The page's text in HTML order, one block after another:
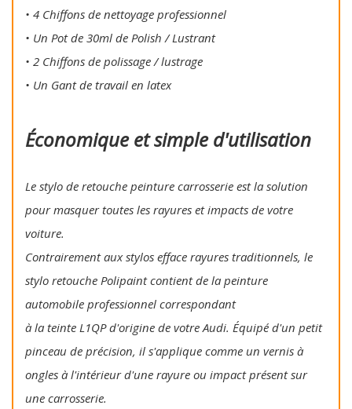
• 4 Chiffons de nettoyage professionnel
• Un Pot de 30ml de Polish / Lustrant
• 2 Chiffons de polissage / lustrage
• Un Gant de travail en latex
Économique et simple d'utilisation
Le stylo de retouche peinture carrosserie est la solution
pour masquer toutes les rayures et impacts de votre
voiture.
Contrairement aux stylos efface rayures traditionnels, le
stylo retouche Polipaint contient de la peinture
automobile professionnel correspondant
à la teinte L1QP d'origine de votre Audi. Équipé d'un petit
pinceau de précision, il s'applique comme un vernis à
ongles à l'intérieur d'une rayure ou impact présent sur
une carrosserie.